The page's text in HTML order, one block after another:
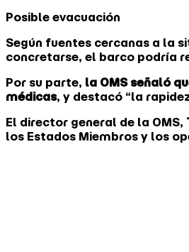
Posible evacuación
Según fuentes cercanas a la
concretarse, el barco podría
Por su parte, la OMS señaló
médicas, y destacó “la
El director general de la OMS,
los Estados Miembros y los